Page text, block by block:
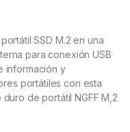
SSD M.2 en una
para conexión USB
información y
portátiles con esta
de portátil NGFF M,2